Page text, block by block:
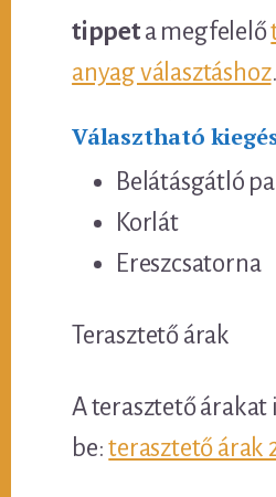
tippeta megfelelő
anyag választáshoz.
Választható
Belátásgátló
Korlát
Ereszcsatorna
Terasztető árak
A terasztető
be:terasztető árak